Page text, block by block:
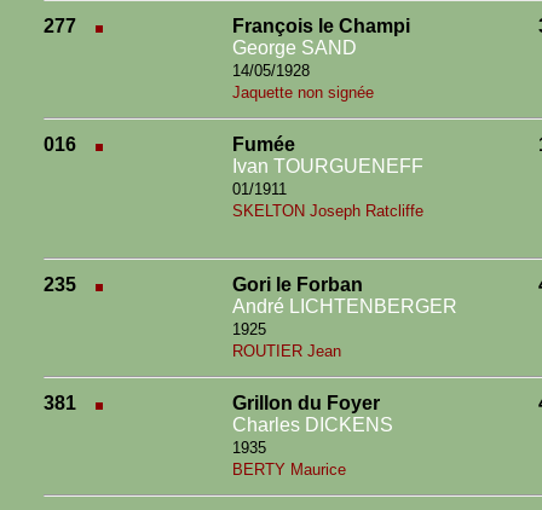
277
François le Champi
George SAND
14/05/1928
Jaquette non signée
016
Fumée
Ivan TOURGUENEFF
01/1911
SKELTON Joseph Ratcliffe
235
Gori le Forban
André LICHTENBERGER
1925
ROUTIER Jean
381
Grillon du Foyer
Charles DICKENS
1935
BERTY Maurice